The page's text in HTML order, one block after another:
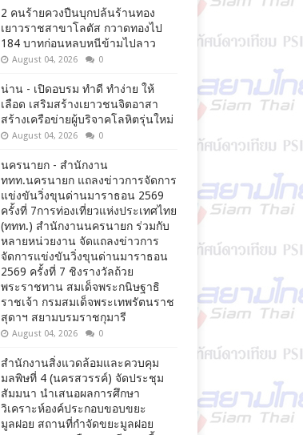
2 คนร้ายควงปืนบุกปล้นร้านทอง
เยาวราชสาขาโลตัส กวาดทองไป
184 บาทก่อนหลบหนีข้ามไปลาว
August 04, 2026 0
น่าน - เปิดอบรม ทำดี ทำง่าย ให้
เลือด เสริมสร้างเยาวชนจิตอาสา
สร้างเครือข่ายผู้บริจาคโลหิตรุ่นใหม่
August 04, 2026 0
นครนายก - สำนักงาน
ททท.นครนายก แถลงข่าวการจัดการ
แข่งขันวิ่งขุนด่านมาราธอน 2569
ครั้งที่ 7การท่องเที่ยวแห่งประเทศไทย
(ททท.) สำนักงานนครนายก ร่วมกับ
หลายหน่วยงาน จัดแถลงข่าวการ
จัดการแข่งขันวิ่งขุนด่านมาราธอน
2569 ครั้งที่ 7 ชิงรางวัลถ้วย
พระราชทาน สมเด็จพระกนิษฐาธิ
ราชเจ้า กรมสมเด็จพระเทพรัตนราช
สุดาฯ สยามบรมราชกุมารี
August 04, 2026 0
สำนักงานสิ่งแวดล้อมและควบคุม
มลพิษที่ 4 (นครสวรรค์) จัดประชุม
สัมมนา นำเสนอผลการศึกษา
วิเคราะห์องค์ประกอบขอบขยะ
มูลฝอย สถานที่กำจัดขยะมูลฝอย